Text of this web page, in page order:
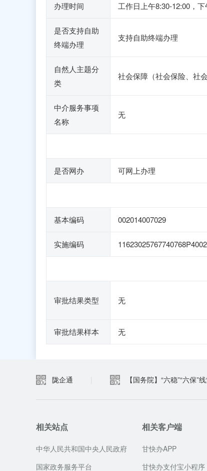
办理时间 工作日上午8:30-12:00，
是否支持自助
终端办理
支持自助终端办理
自然人主题分
类
社会保障（社会保险、社会
中介服务事项
名称
无
是否网办 可网上办理
基本编码 002014007029
实施编码
审批结果类型 无
审批结果样本 无
陇企通 【国务院】“六稳”“六保”
相关站点
中华人民共和国中央人民政府
国家政务服务平台
相关客户端
甘快办APP
甘快办支付宝小程序